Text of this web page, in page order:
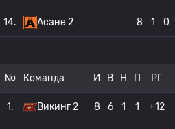
14. Асане 2 8 1 0
№ Команда И В Н П РГ
1. Викинг 2 8 6 1 1 +12